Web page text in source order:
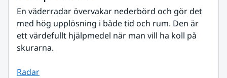
En väderradar övervakar nederbörd och gör det
med hög upplösning i både tid och rum. Den är
ett värdefullt hjälpmedel när man vill ha koll på
skurarna.
Radar